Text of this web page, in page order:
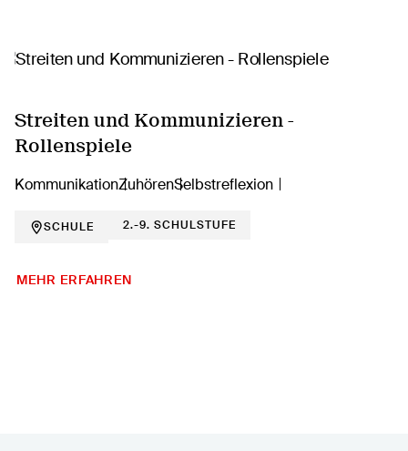
Streiten und Kommunizieren -
Rollenspiele
KommunikationZuhörenSelbstreflexion
SCHULE 2.-9. SCHULSTUFE
MEHR ERFAHREN